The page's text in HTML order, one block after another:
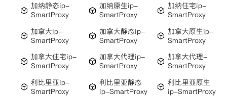
加纳静态ip-
SmartProxy
加纳原生ip-
SmartProxy
加纳住宅ip-
SmartProxy
加拿大ip-
SmartProxy
加拿大静态ip-
SmartProxy
加拿大原生ip-
SmartProxy
加拿大住宅ip-
SmartProxy
加拿大代理ip-
SmartProxy
加拿大代理-
SmartProxy
利比里亚ip-
SmartProxy
利比里亚静态
ip-SmartProxy
利比里亚原生
ip-SmartProxy